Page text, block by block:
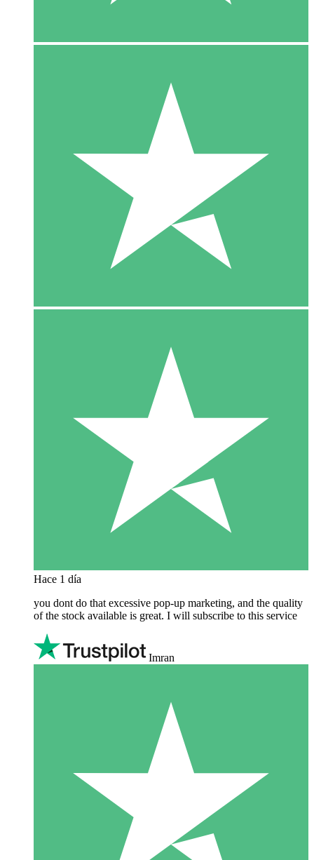
Hace 1 día
you dont do that excessive pop-up marketing, and the quality
of the stock available is great. I will subscribe to this service
Imran